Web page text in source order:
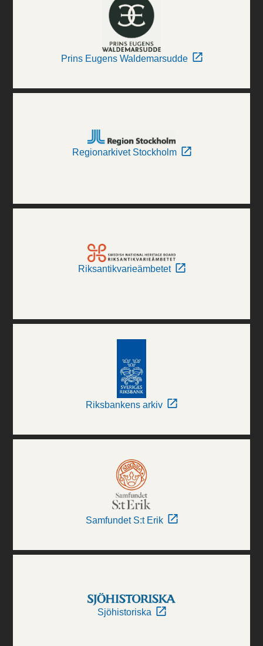
Prins Eugens Waldemarsudde
Regionarkivet Stockholm
Riksantikvarieämbetet
Riksbankens arkiv
Samfundet S:t Erik
Sjöhistoriska